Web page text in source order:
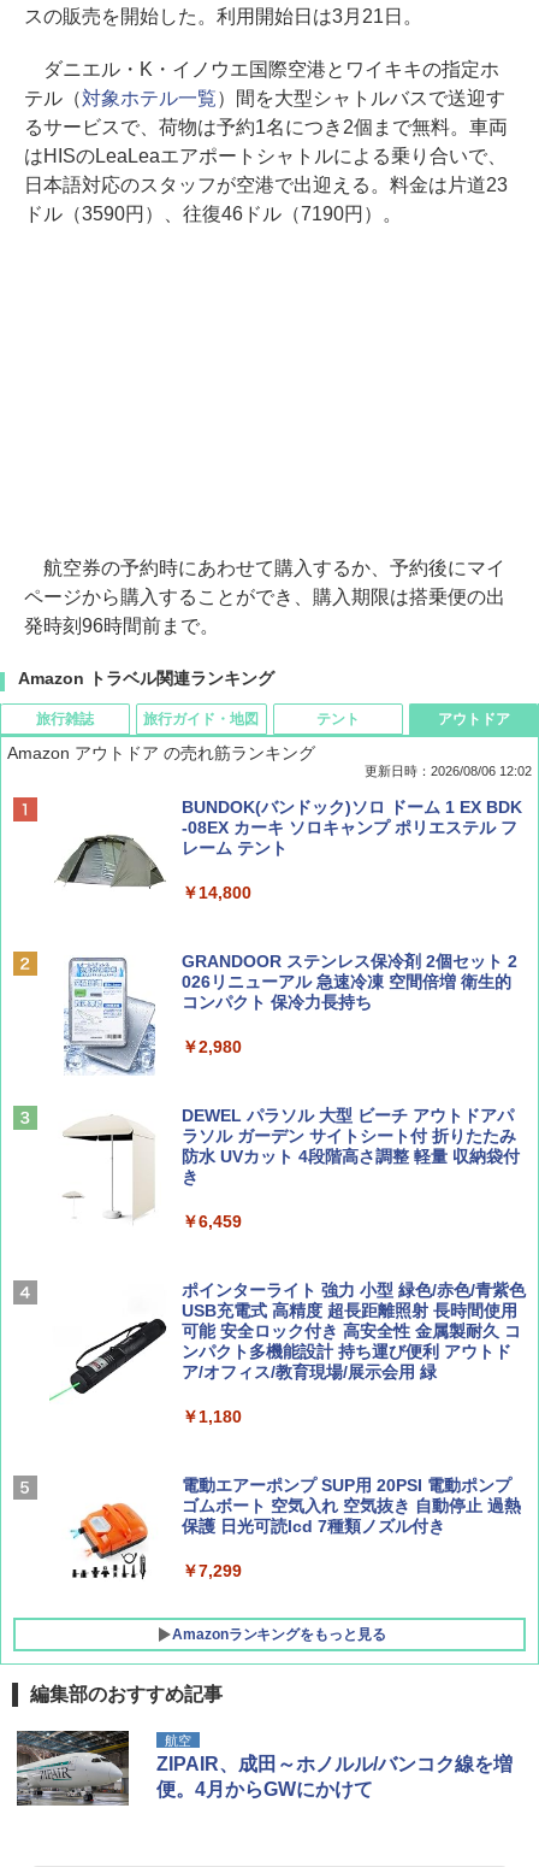
スの販売を開始した。利用開始日は3月21日。
ダニエル・K・イノウエ国際空港とワイキキの指定ホ
テル（対象ホテル一覧）間を大型シャトルバスで送迎す
るサービスで、荷物は予約1名につき2個まで無料。車両
はHISのLeaLeaエアポートシャトルによる乗り合いで、
日本語対応のスタッフが空港で出迎える。料金は片道23
ドル（3590円）、往復46ドル（7190円）。
航空券の予約時にあわせて購入するか、予約後にマイ
ページから購入することができ、購入期限は搭乗便の出
発時刻96時間前まで。
Amazon トラベル関連ランキング
旅行雑誌
ディズニーファン ２０２６年 ９月号 [雑
誌] (ＤＩＳＮＥＹ ＦＡＮ)
Coyote No.89 特集 星野道夫 夢見る旅
￥1,540
山と溪谷 2026年8月号「南アルプス大全」
￥1,540
集】ボーイング110周年を祝して！
￥1,760
BE-PAL(ビ-パル) 2026年 9 月号【特別付録:
￥1,500
旅行ガイド・地図
D40 地球の歩き方 チェンマイ タイ北部の魅
力的な町 2026～2027 地球の歩き方D アジア
A09 地球の歩き方 イタリア 2026～2027 地
球の歩き方A ヨーロッパ
A26 地球の歩き方 チェコ ポーランド スロヴ
ァキア 2026～2027 地球の歩き方A ヨーロッ
パ
￥2,695
新しい日本地理 地図・統計・移動から読み
￥1,540
テント
[キャンパーズコレクション 山善] ポップアッ
プテント 傘みたいに広げて畳める パッとサ
ッとサンシェード キューブ フルクローズ メ
&ハイキング カーキ PATC-150(KH)
PYKES PEAK (パイクスピーク) 着替えテン
人用 折りたたみ 防災グッズ 災害用トイレ ビ
￥-
テント ワンタッチ RENEW 幅200 2-3人用 43
￥5,499
[キャンパーズコレクション 山善] 傘みたいに
広げるだけ パッとサッとテント ブラックコ
簡単設置 ポップアップテント エクルベージ
￥8,991
X 2人用 3人用 キャンプ アウトドア フェス
￥20,718
アウトドア
Amazon アウトドア の売れ筋ランキング
更新日時：2026/08/06 12:02
BUNDOK(バンドック)ソロ ドーム 1 EX BDK
-08EX カーキ ソロキャンプ ポリエステル フ
レーム テント
￥14,800
GRANDOOR ステンレス保冷剤 2個セット 2
026リニューアル 急速冷凍 空間倍増 衛生的
コンパクト 保冷力長持ち
￥2,980
DEWEL パラソル 大型 ビーチ アウトドアパ
ラソル ガーデン サイトシート付 折りたたみ
防水 UVカット 4段階高さ調整 軽量 収納袋付
き
￥6,459
ポインターライト 強力 小型 緑色/赤色/青紫色
USB充電式 高精度 超長距離照射 長時間使用
可能 安全ロック付き 高安全性 金属製耐久 コ
ンパクト多機能設計 持ち運び便利 アウトド
ア/オフィス/教育現場/展示会用 緑
￥1,180
電動エアーポンプ SUP用 20PSI 電動ポンプ
ゴムボート 空気入れ 空気抜き 自動停止 過熱
保護 日光可読lcd 7種類ノズル付き
￥7,299
Amazonランキングをもっと見る
編集部のおすすめ記事
航空
ZIPAIR、成田～ホノルル/バンコク線を増
便。4月からGWにかけて